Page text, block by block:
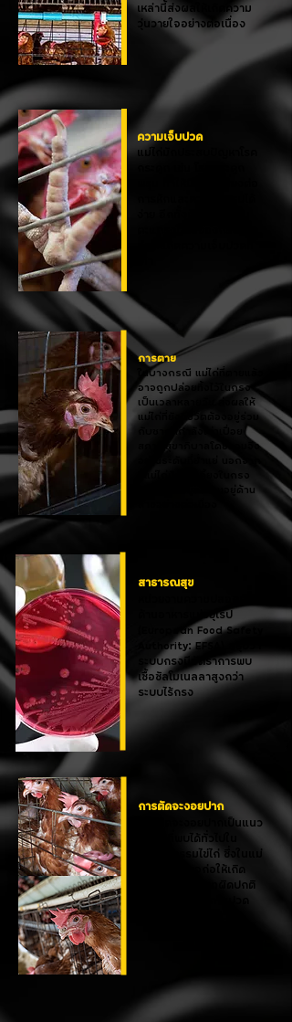
เหล่านี้ส่งผลให้เกิดความ
วุ่นวายใจอย่างต่อเนื่อง
ความเจ็บปวด
แม่ไก่มักประสบปัญหาโรค
การตาย
ในบางกรณี แม่ไก่ที่ตายแล้ว
อาจถูกปล่อยทิ้งไว้ในกรง
เป็นเวลาหลายวัน ส่งผลให้
แม่ไก่ที่ยังมีชีวิตต้องอยู่ร่วม
กับซากที่กำลังเน่าเปื่อย
สภาพสุขาภิบาลโดยรวมจึง
อยู่ในระดับที่ย่ำแย่ นอกจาก
แคบ โดยมีมูลสะสมอยู่ด้าน
สาธารณสุข
ด้านอาหารแห่งยุโรป
(European Food Safety
Authority: EFSA) สรุปว่า
ระบบกรงมีอัตราการพบ
เชื้อซัลโมเนลลาสูงกว่า
ระบบไร้กรง
การตัดจะงอยปาก
การตัดจะงอยปากเป็นแนว
ปฏิบัติที่พบได้ทั่วไปใน
อุตสาหกรรมไข่ไก่ ซึ่งในแม่
ไก่บางตัวอาจก่อให้เกิด
ภาวะเส้นประสาทผิดปกติ